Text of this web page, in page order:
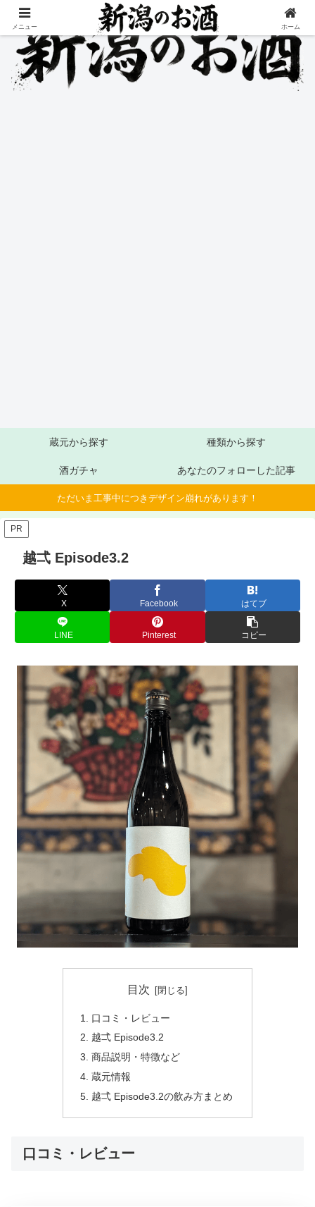
蔵元から探す 種類から探す
酒ガチャ あなたのフォローした記事
ただいま工事中につきデザイン崩れがあります！
PR
越弌 Episode3.2
X Facebook はてブ
LINE Pinterest コピー
目次
口コミ・レビュー
越弌 Episode3.2
商品説明・特徴など
蔵元情報
越弌 Episode3.2の飲み方まとめ
口コミ・レビュー
メニュー ホーム